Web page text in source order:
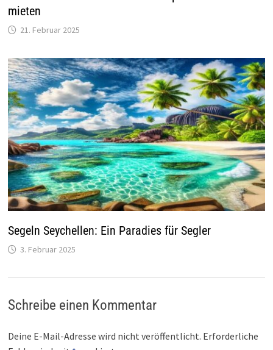
mieten
21. Februar 2025
Segeln Seychellen: Ein Paradies für Segler
3. Februar 2025
Schreibe einen Kommentar
Deine E-Mail-Adresse wird nicht veröffentlicht. Erforderliche